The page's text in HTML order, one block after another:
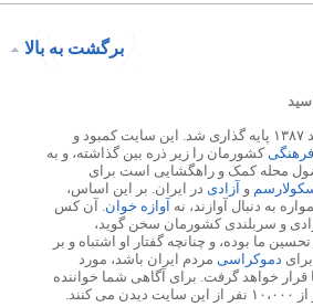
برگشت به بالا
فضول محله در ۱۳ اسفند ۱۳۸۷ پایه گذاری شد. این سایت کمبود و
فرهنگیکشورمان را زیر ذره بین گذاشته، و به
محله کمک و راهگشایی است برای
و آزادی در ایران. بر این اساس،
به دنبال آوازند، نه آوازه خوان. آن کس
و سربلندی کشورمان سخن گوید،
ما بوده، و چنانچه گفتار او اشتباه و بر
دموکراسی مردم ایران باشد، مورد
قرار خواهد گرفت. برای آگاهی شما خواننده